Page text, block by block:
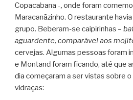
Copacabana -, onde foram
Maracanãzinho. O restaurante
grupo. Beberam-se caipirinhas –
aguardente, comparável aos
cervejas. Algumas pessoas foram
e Montand foram ficando, até que
dia começaram a ser vistas sobre o
vidraças: